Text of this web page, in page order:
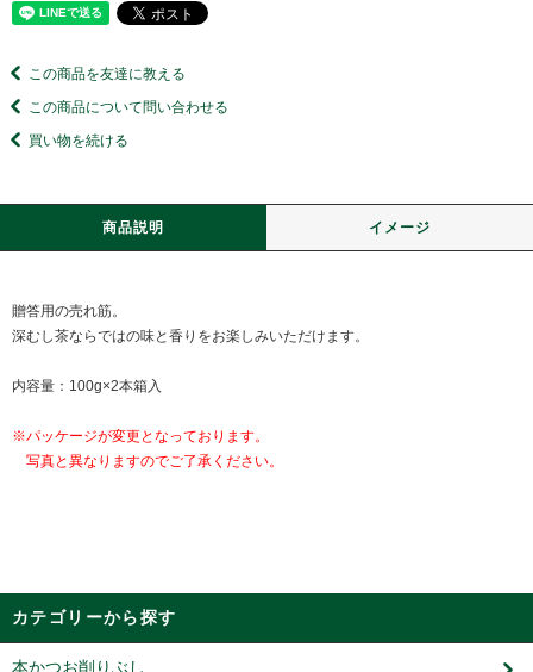
この商品を友達に教える
この商品について問い合わせる
買い物を続ける
商品説明 イメージ
贈答用の売れ筋。
深むし茶ならではの味と香りをお楽しみいただけます。
内容量：100g×2本箱入
※パッケージが変更となっております。
写真と異なりますのでご了承ください。
カテゴリーから探す
本かつお削りぶし